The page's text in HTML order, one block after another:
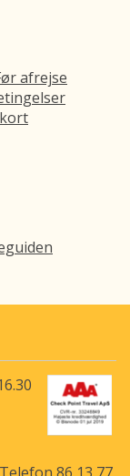
afrejse